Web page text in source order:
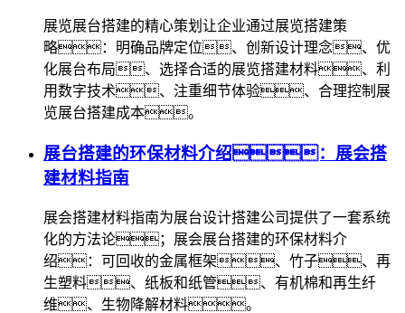
展览展台搭建的精心策划让企业通过展览搭建策
略：明确品牌定位、创新设计理念、优
化展台布局、选择合适的展览搭建材料、利
用数字技术、注重细节体验、合理控制展
览展台搭建成本。
展台搭建的环保材料介绍：展会搭
建材料指南
展会搭建材料指南为展台设计搭建公司提供了一套系统
化的方法论；展会展台搭建的环保材料介
绍：可回收的金属框架、竹子、再
生塑料、纸板和纸管、有机棉和再生纤
维、生物降解材料。